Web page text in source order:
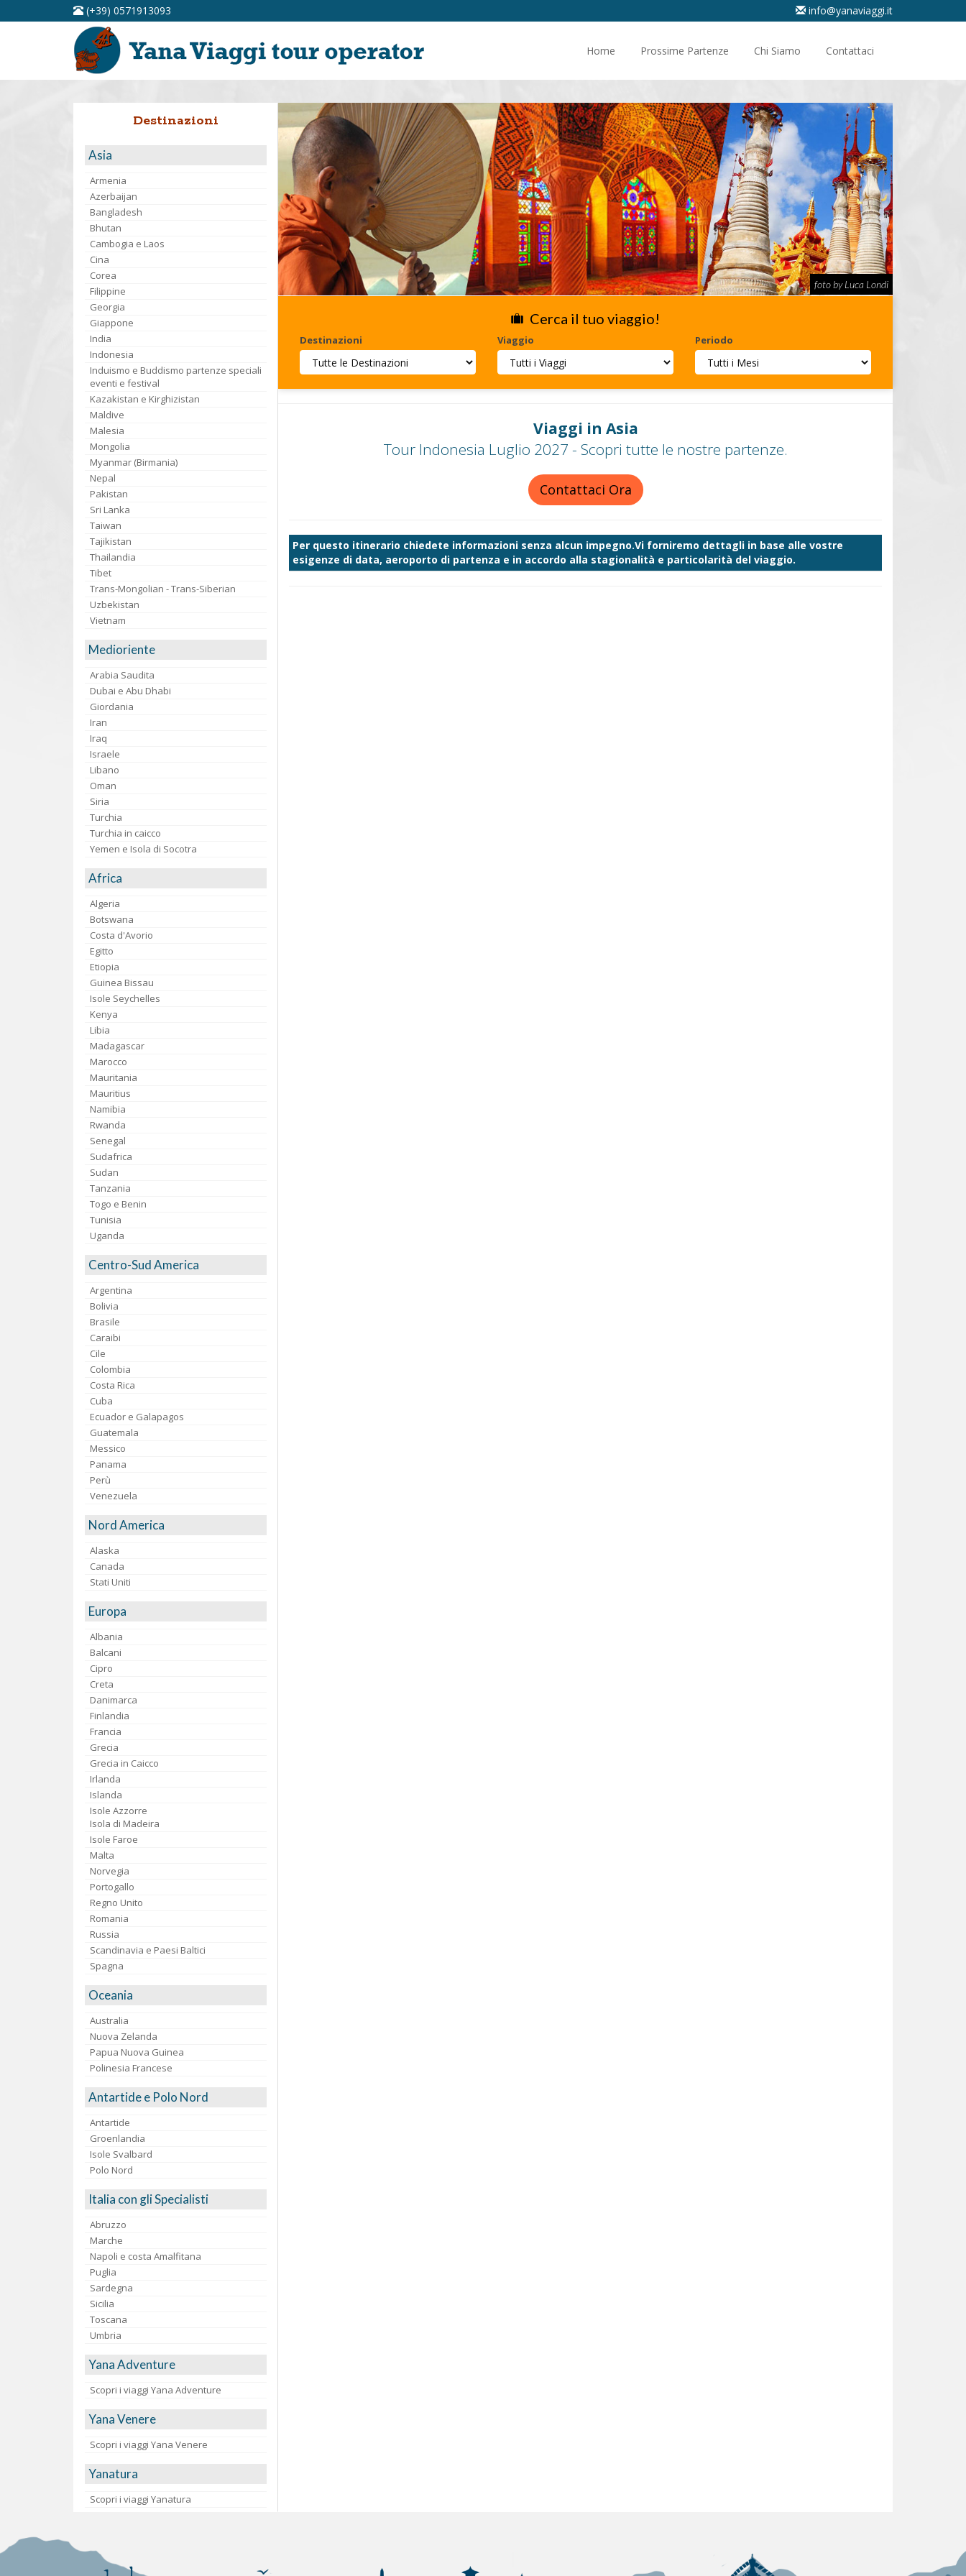
(+39) 0571913093 info@yanaviaggi.it
Home Prossime Partenze Chi Siamo Contattaci
Destinazioni
Asia
Armenia
Azerbaijan
Bangladesh
Bhutan
Cambogia e Laos
Cina
Corea
Filippine
Georgia
Giappone
India
Indonesia
Induismo e Buddismo partenze speciali
eventi e festival
Kazakistan e Kirghizistan
Maldive
Malesia
Mongolia
Myanmar (Birmania)
Nepal
Pakistan
Sri Lanka
Taiwan
Tajikistan
Thailandia
Tibet
Trans-Mongolian - Trans-Siberian
Uzbekistan
Vietnam
Medioriente
Arabia Saudita
Dubai e Abu Dhabi
Giordania
Iran
Iraq
Israele
Libano
Oman
Siria
Turchia
Turchia in caicco
Yemen e Isola di Socotra
Africa
Algeria
Botswana
Costa d'Avorio
Egitto
Etiopia
Guinea Bissau
Isole Seychelles
Kenya
Libia
Madagascar
Marocco
Mauritania
Mauritius
Namibia
Rwanda
Senegal
Sudafrica
Sudan
Tanzania
Togo e Benin
Tunisia
Uganda
Centro-Sud America
Argentina
Bolivia
Brasile
Caraibi
Cile
Colombia
Costa Rica
Cuba
Ecuador e Galapagos
Guatemala
Messico
Panama
Perù
Venezuela
Nord America
Alaska
Canada
Stati Uniti
Europa
Albania
Balcani
Cipro
Creta
Danimarca
Finlandia
Francia
Grecia
Grecia in Caicco
Irlanda
Islanda
Isole Azzorre
Isola di Madeira
Isole Faroe
Malta
Norvegia
Portogallo
Regno Unito
Romania
Russia
Scandinavia e Paesi Baltici
Spagna
Oceania
Australia
Nuova Zelanda
Papua Nuova Guinea
Polinesia Francese
Antartide e Polo Nord
Antartide
Groenlandia
Isole Svalbard
Polo Nord
Italia con gli Specialisti
Abruzzo
Marche
Napoli e costa Amalfitana
Puglia
Sardegna
Sicilia
Toscana
Umbria
Yana Adventure
Scopri i viaggi Yana Adventure
Yana Venere
Scopri i viaggi Yana Venere
Yanatura
Scopri i viaggi Yanatura
foto by Luca Londi
Cerca il tuo viaggio!
Destinazioni Viaggio Periodo
Viaggi in Asia
Tour Indonesia Luglio 2027 - Scopri tutte le nostre partenze.
Contattaci Ora
Per questo itinerario chiedete informazioni senza alcun impegno.Vi forniremo dettagli in base alle vostre
esigenze di data, aeroporto di partenza e in accordo alla stagionalità e particolarità del viaggio.